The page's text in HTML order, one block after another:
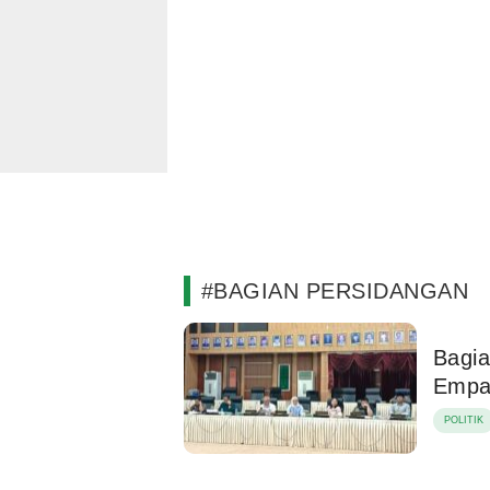
#BAGIAN PERSIDANGAN
POLITIK